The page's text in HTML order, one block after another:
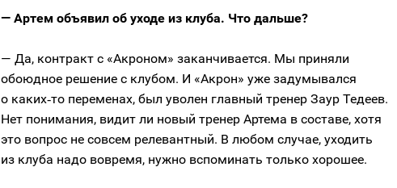
— Артем объявил об уходе из клуба. Что дальше?
— Да, контракт с «Акроном» заканчивается. Мы приняли
обоюдное решение с клубом. И «Акрон» уже задумывался
о каких‑то переменах, был уволен главный тренер Заур Тедеев.
Нет понимания, видит ли новый тренер Артема в составе, хотя
это вопрос не совсем релевантный. В любом случае, уходить
из клуба надо вовремя, нужно вспоминать только хорошее.